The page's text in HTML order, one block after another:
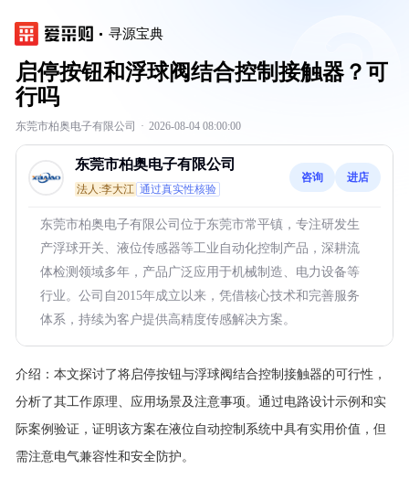
寻源宝典
启停按钮和浮球阀结合控制接触器？可
行吗
东莞市柏奥电子有限公司 · 2026-08-04 08:00:00
东莞市柏奥电子有限公司
法人:李大江 通过真实性核验
咨询 进店
东莞市柏奥电子有限公司位于东莞市常平镇，专注研发生
产浮球开关、液位传感器等工业自动化控制产品，深耕流
体检测领域多年，产品广泛应用于机械制造、电力设备等
行业。公司自2015年成立以来，凭借核心技术和完善服务
体系，持续为客户提供高精度传感解决方案。
介绍： 本文探讨了将启停按钮与浮球阀结合控制接触器的可行性，
分析了其工作原理、应用场景及注意事项。通过电路设计示例和实
际案例验证，证明该方案在液位自动控制系统中具有实用价值，但
需注意电气兼容性和安全防护。